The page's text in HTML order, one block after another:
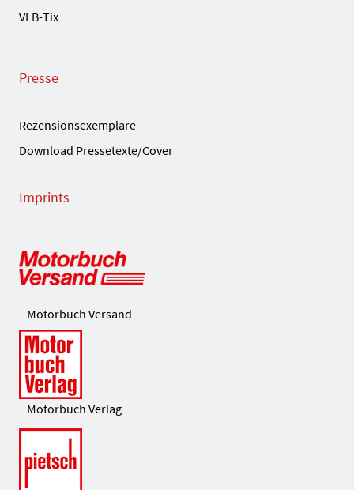
VLB-Tix
Presse
Rezensionsexemplare
Download Pressetexte/Cover
Imprints
Motorbuch Versand
Motorbuch Verlag